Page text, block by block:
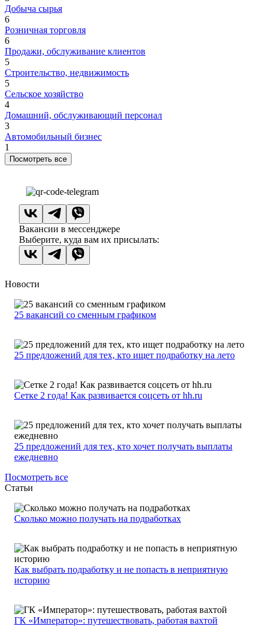
Добыча сырья
6
Розничная торговля
6
Продажи, обслуживание клиентов
5
Строительство, недвижимость
5
Сельское хозяйство
4
Домашний, обслуживающий персонал
3
Автомобильный бизнес
1
Посмотреть все
Вакансии в мессенджере
Выберите, куда вам их присылать:
Новости
25 вакансий со сменным графиком
25 предложений для тех, кто ищет подработку на лето
Сетке 2 года! Как развивается соцсеть от hh.ru
25 предложений для тех, кто хочет получать выплаты
ежедневно
Посмотреть все
Статьи
Сколько можно получать на подработках
Как выбрать подработку и не попасть в неприятную
историю
ГК «Император»: путешествовать, работая вахтой